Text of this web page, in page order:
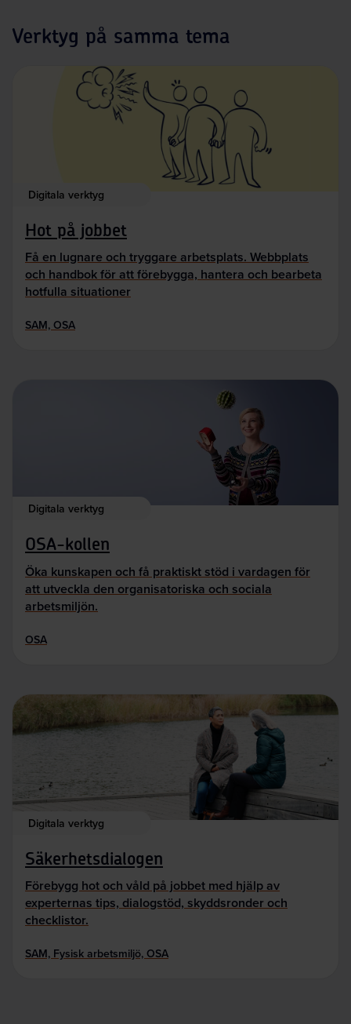
Verktyg på samma tema
Digitala verktyg
Hot på jobbet
Få en lugnare och tryggare arbetsplats. Webbplats
och handbok för att förebygga, hantera och bearbeta
hotfulla situationer
SAM, OSA
Digitala verktyg
OSA-kollen
Öka kunskapen och få praktiskt stöd i vardagen för
att utveckla den organisatoriska och sociala
arbetsmiljön.
OSA
Digitala verktyg
Säkerhetsdialogen
Förebygg hot och våld på jobbet med hjälp av
experternas tips, dialogstöd, skyddsronder och
checklistor.
SAM, Fysisk arbetsmiljö, OSA